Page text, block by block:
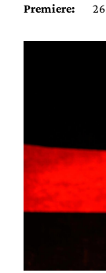
Premiere: